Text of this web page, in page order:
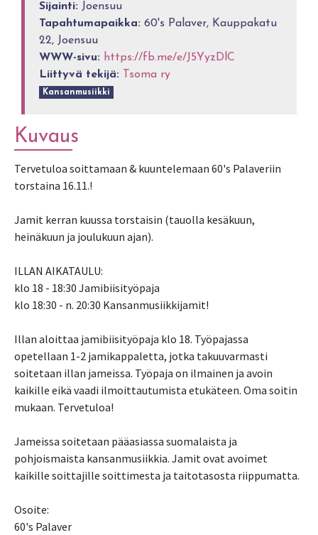
Sijainti: Joensuu
Tapahtumapaikka: 60's Palaver, Kauppakatu
22, Joensuu
WWW-sivu: https://fb.me/e/J5YyzDlC
Liittyvä tekijä:
Tsoma ry
Kansanmusiikki
Kuvaus
Tervetuloa soittamaan & kuuntelemaan 60's Palaveriin
torstaina 16.11.!
Jamit kerran kuussa torstaisin (tauolla kesäkuun,
heinäkuun ja joulukuun ajan).
ILLAN AIKATAULU:
klo 18 - 18:30 Jamibiisityöpaja
klo 18:30 - n. 20:30 Kansanmusiikkijamit!
Illan aloittaa jamibiisityöpaja klo 18. Työpajassa
opetellaan 1-2 jamikappaletta, jotka takuuvarmasti
soitetaan illan jameissa. Työpaja on ilmainen ja avoin
kaikille eikä vaadi ilmoittautumista etukäteen. Oma soitin
mukaan. Tervetuloa!
Jameissa soitetaan pääasiassa suomalaista ja
pohjoismaista kansanmusiikkia. Jamit ovat avoimet
kaikille soittajille soittimesta ja taitotasosta riippumatta.
Osoite:
60's Palaver